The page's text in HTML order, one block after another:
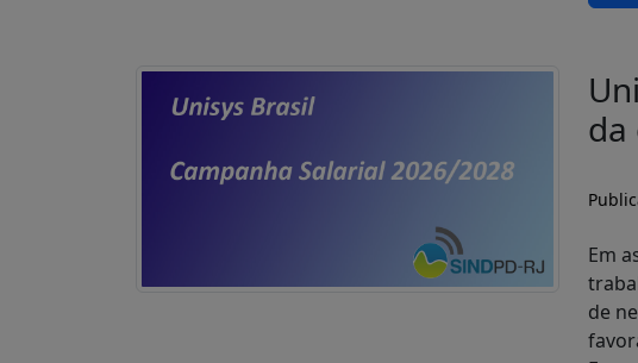
da
Em
de